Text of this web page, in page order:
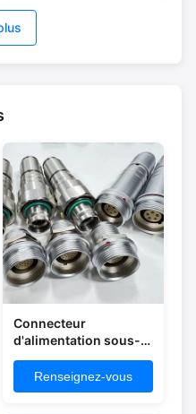
Connecteur
d'alimentation sous-
marine à fil profond
imperméable à l'eau 3
broches pour lampe
Renseignez-vous